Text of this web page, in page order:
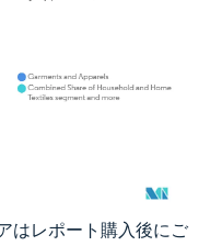
4.0の表示が必要です。
はレポート購入後にご